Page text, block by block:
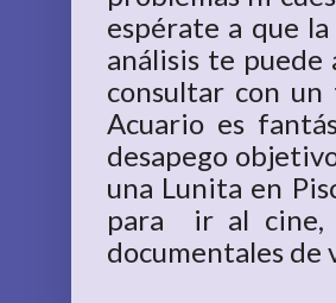
espérate a que
análisis te puede
consultar con un
Acuario es
desapego
una Lunita en
para ir al cine,
documentales de